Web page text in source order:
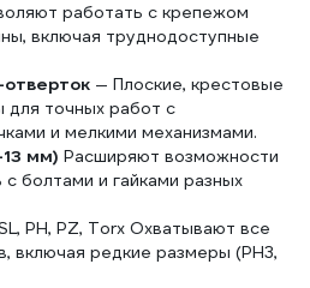
работать с крепежом
включая труднодоступные
— Плоские, крестовые
точных работ с
и мелкими механизмами.
мм) Расширяют возможности
болтами и гайками разных
PH, PZ, Torx Охватывают все
включая редкие размеры (PH3,